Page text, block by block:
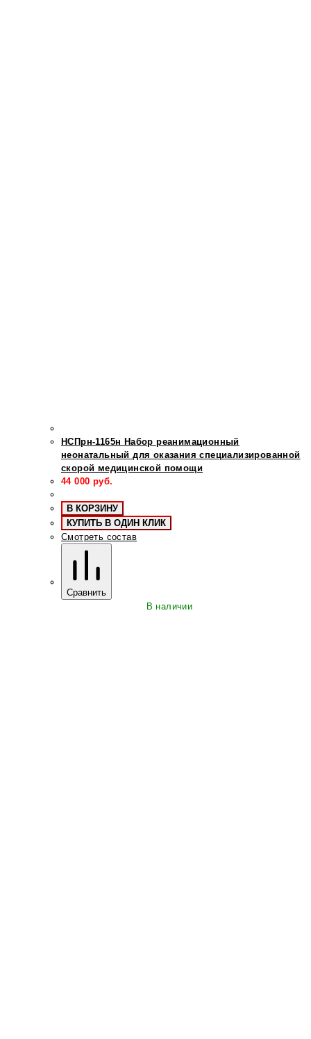
НСПрн-1165н Набор реанимационный
неонатальный для оказания специализированной
скорой медицинской помощи
44 000 руб.
В КОРЗИНУ
КУПИТЬ В ОДИН КЛИК
Смотреть состав
Сравнить
В наличии